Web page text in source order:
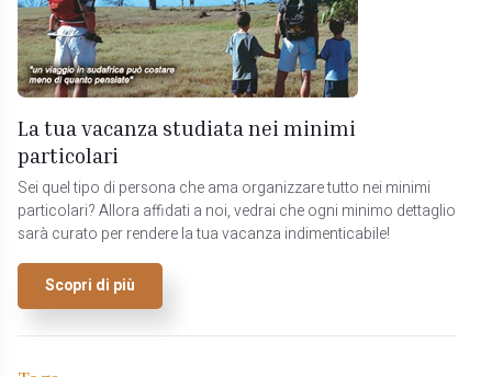
La tua vacanza studiata nei minimi
particolari
Sei quel tipo di persona che ama organizzare tutto nei minimi
particolari? Allora affidati a noi, vedrai che ogni minimo dettaglio
sarà curato per rendere la tua vacanza indimenticabile!
Scopri di più